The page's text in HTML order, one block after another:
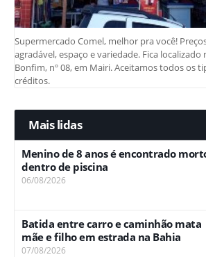
Supermercado Comel, melhor pra você!
agradável, espaço e variedade. Fica
Bonfim, nº 08, em Mairi. Aceitamos todos os
créditos.
Mais lidas
Menino de 8 anos é encontrado
dentro de piscina
06/08/2026
Batida entre carro e caminhão mata
mãe e filho em estrada na Bahia
07/08/2026